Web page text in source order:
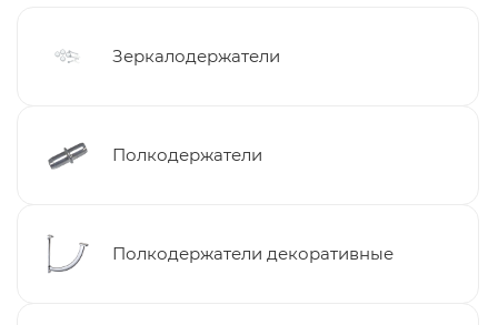
Зеркалодержатели
Полкодержатели
Полкодержатели декоративные